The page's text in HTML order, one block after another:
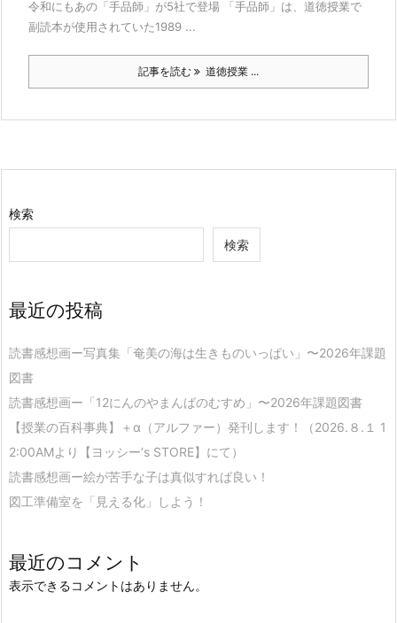
令和にもあの「手品師」が5社で登場 「手品師」は、道徳授業で
副読本が使用されていた1989 ...
記事を読む 道徳授業 ...
検索
検索
最近の投稿
読書感想画ー写真集「奄美の海は生きものいっぱい」〜2026年課題
図書
読書感想画ー「12にんのやまんばのむすめ」〜2026年課題図書
【授業の百科事典】＋α（アルファー）発刊します！（2026.８.１ 1
2:00AMより【ヨッシー’s STORE】にて）
読書感想画ー絵が苦手な子は真似すれば良い！
図工準備室を「見える化」しよう！
最近のコメント
表示できるコメントはありません。